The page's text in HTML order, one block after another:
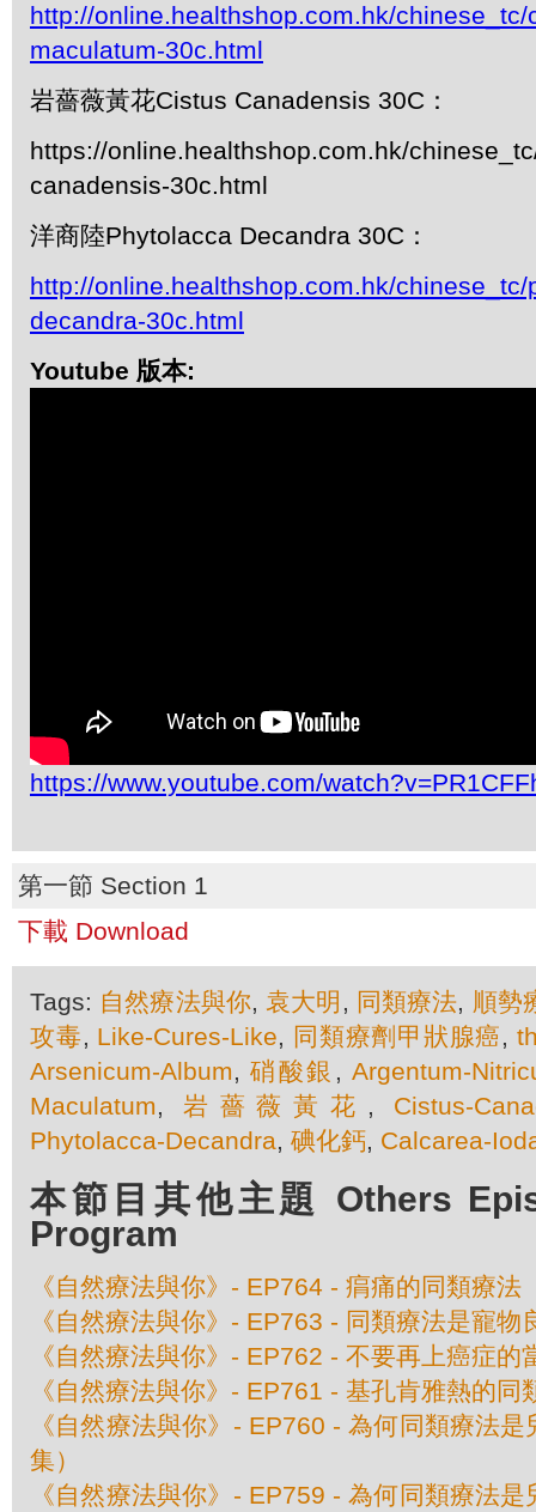
http://online.healthshop.com.hk/chinese_tc/
maculatum-30c.html
岩薔薇黃花Cistus Canadensis 30C：
https://online.healthshop.com.hk/
canadensis-30c.html
洋商陸Phytolacca Decandra 30C：
http://online.healthshop.com.hk/chinese_tc/
decandra-30c.html
Youtube 版本:
https://www.youtube.com/
第一節 Section 1
下載 Download
Tags: 自然療法與你,袁大明 , 同類療法, 順勢
攻毒, Like-Cures-Like, 同類療劑甲狀腺癌,
Arsenicum-Album,硝酸銀 ,Argentum-
Maculatum, 岩薔薇黃花 , Cistus-
Phytolacca-Decandra, 碘化鈣, Calcarea-
本節目其他主題 Others
Program
《自然療法與你》- EP764 - 㾓痛的同類療法
《自然療法與你》- EP763 - 同類療法是寵物
《自然療法與你》- EP762 - 不要再上癌症的
《自然療法與你》- EP761 - 基孔肯雅熱的同
《自然療法與你》- EP760 - 為何同類療法
集）
《自然療法與你》- EP759 - 為何同類療法